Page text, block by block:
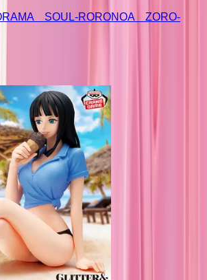
SOUL-RORONOA ZORO-